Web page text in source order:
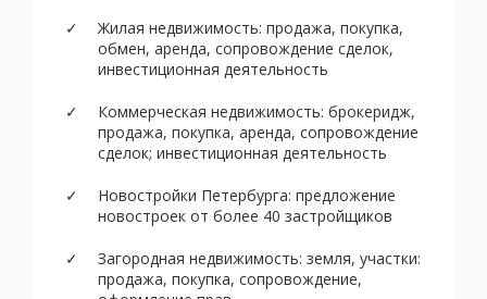
Жилая недвижимость: продажа, покупка,
обмен, аренда, сопровождение сделок,
инвестиционная деятельность
Коммерческая недвижимость: брокеридж,
продажа, покупка, аренда, сопровождение
сделок; инвестиционная деятельность
Новостройки Петербурга: предложение
новостроек от более 40 застройщиков
Загородная недвижимость: земля, участки:
продажа, покупка, сопровождение,